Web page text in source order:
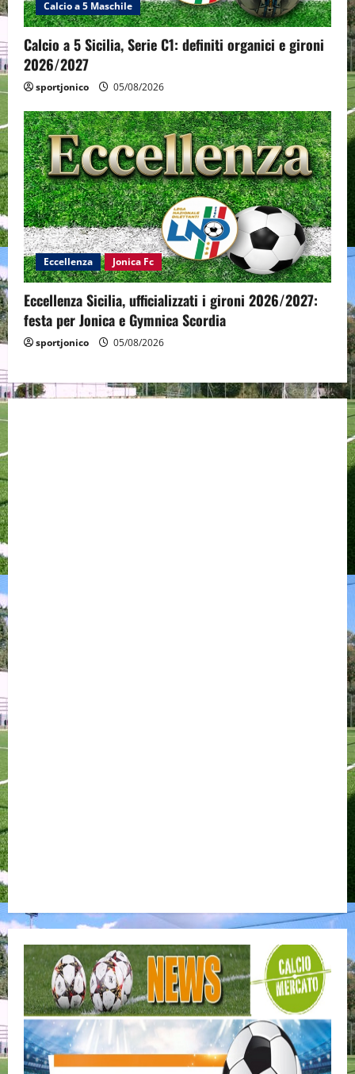
Calcio a 5 Maschile
Calcio a 5 Sicilia, Serie C1: definiti organici e gironi
2026/2027
sportjonico 05/08/2026
Eccellenza Jonica Fc
Eccellenza Sicilia, ufficializzati i gironi 2026/2027:
festa per Jonica e Gymnica Scordia
sportjonico 05/08/2026